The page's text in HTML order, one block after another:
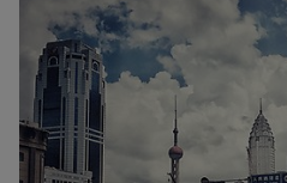
development in China.
Exploring Hydrogen
Vehicles in China 1.0
Läs rapporten pdf, 777.3